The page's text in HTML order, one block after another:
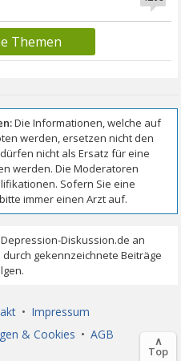
Themen
• Impressum
& Cookies • AGB ∧
Top